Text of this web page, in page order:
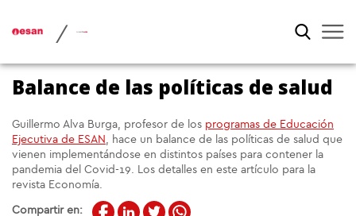
/
Balance de las políticas de salud
Guillermo Alva Burga, profesor de los programas de Educación
Ejecutiva de ESAN , hace un balance de las políticas de salud que
vienen implementándose en distintos países para contener la
pandemia del Covid-19. Los detalles en este artículo para la
revista Economía.
Compartir en: